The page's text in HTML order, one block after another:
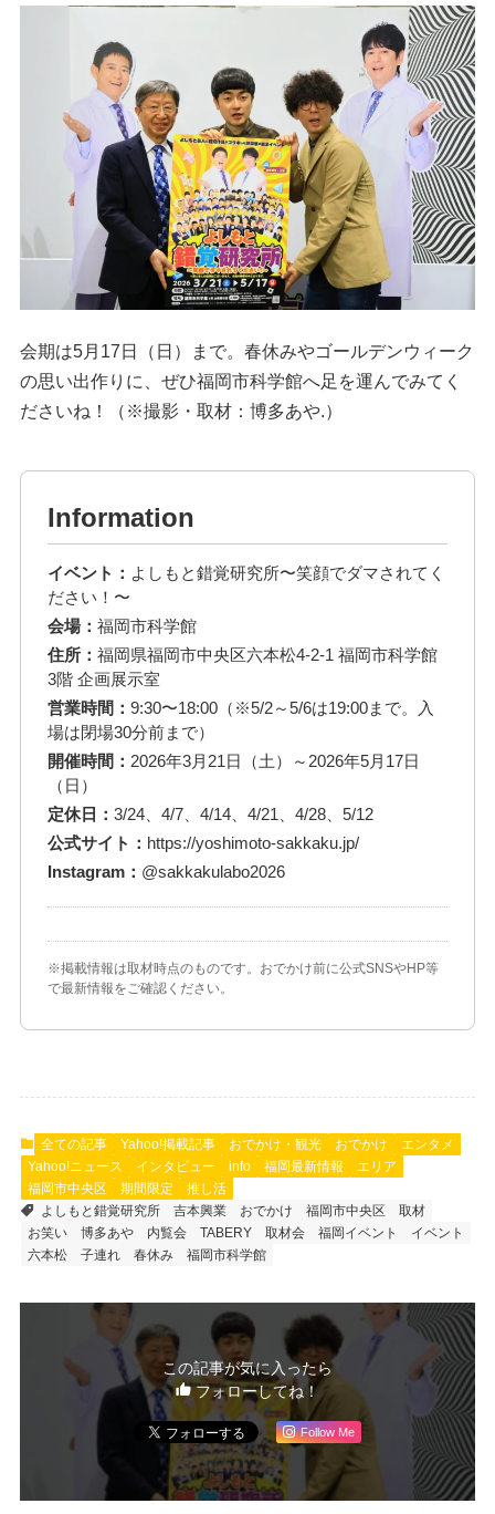
会期は5月17日（日）まで。春休みやゴールデンウィーク
の思い出作りに、ぜひ福岡市科学館へ足を運んでみてく
ださいね！（※撮影・取材：博多あや.）
Information
イベント： よしもと錯覚研究所〜笑顔でダマされてく
ださい！〜
会場： 福岡市科学館
住所： 福岡県福岡市中央区六本松4-2-1 福岡市科学館
3階 企画展示室
営業時間： 9:30〜18:00（※5/2～5/6は19:00まで。入
場は閉場30分前まで）
開催時間： 2026年3月21日（土）～2026年5月17日
（日）
定休日： 3/24、4/7、4/14、4/21、4/28、5/12
公式サイト： https://yoshimoto-sakkaku.jp/
Instagram： @sakkakulabo2026
※掲載情報は取材時点のものです。おでかけ前に公式SNSやHP等
で最新情報をご確認ください。
全ての記事 Yahoo!掲載記事 おでかけ・観光 おでかけ
エンタメ
Yahoo!ニュース
インタビュー info 福岡最新情報
エリア
福岡市中央区
期間限定
推し活
よしもと錯覚研究所
吉本興業 おでかけ 福岡市中央区
取材
お笑い
博多あや 内覧会 TABERY 取材会 福岡イベント
イベント
六本松
子連れ 春休み 福岡市科学館
この記事が気に入ったら
フォローしてね！
Follow Me